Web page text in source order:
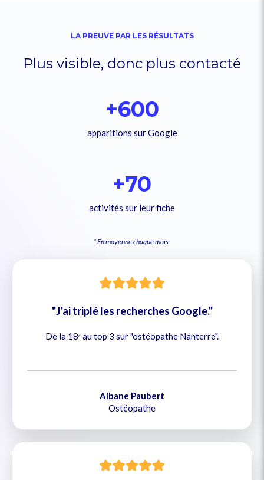
LA PREUVE PAR LES RÉSULTATS
Plus visible, donc plus contacté
+600
apparitions sur Google
+70
activités sur leur fiche
* En moyenne chaque mois.
"J'ai triplé les recherches Google."
De la 18ᵉ au top 3 sur "ostéopathe Nanterre".
Albane Paubert
Ostéopathe